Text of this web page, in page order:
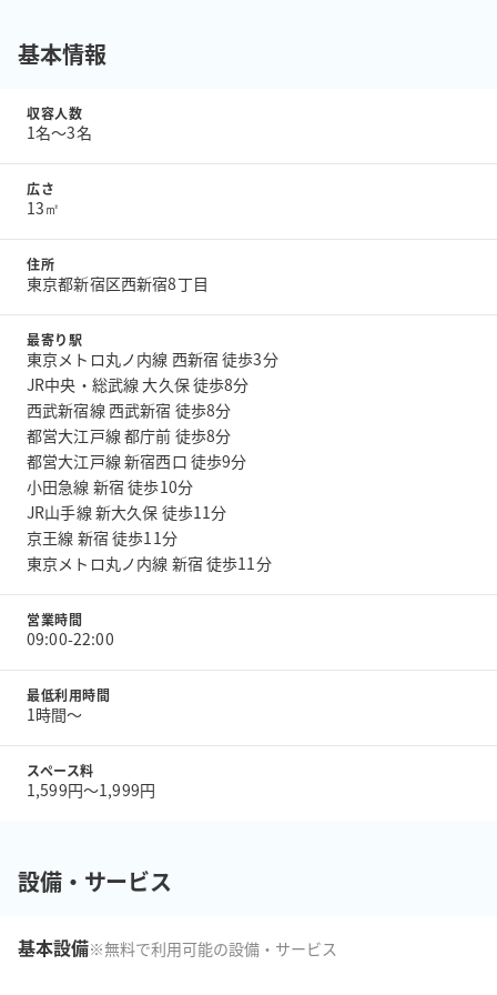
基本情報
収容人数
1名〜3名
広さ
13㎡
住所
東京都新宿区西新宿8丁目
最寄り駅
東京メトロ丸ノ内線 西新宿 徒歩3分
JR中央・総武線 大久保 徒歩8分
西武新宿線 西武新宿 徒歩8分
都営大江戸線 都庁前 徒歩8分
都営大江戸線 新宿西口 徒歩9分
小田急線 新宿 徒歩10分
JR山手線 新大久保 徒歩11分
京王線 新宿 徒歩11分
東京メトロ丸ノ内線 新宿 徒歩11分
営業時間
09:00-22:00
最低利用時間
1時間〜
スペース料
1,599円〜1,999円
設備・サービス
基本設備※無料で利用可能の設備・サービス